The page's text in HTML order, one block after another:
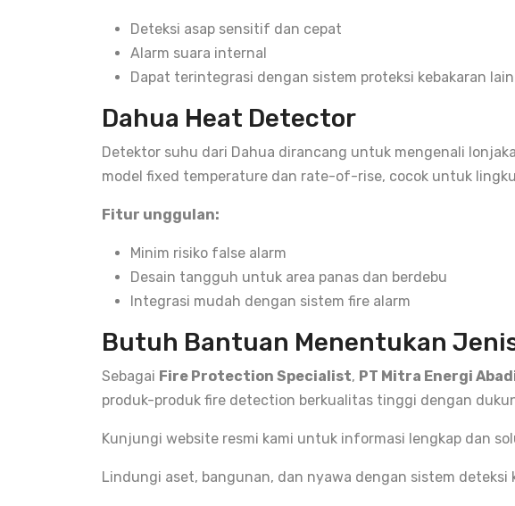
Deteksi asap sensitif dan cepat
Alarm suara internal
Dapat terintegrasi dengan sistem proteksi kebakaran
Dahua Heat Detector
Detektor suhu dari Dahua dirancang untuk mengenali
model fixed temperature dan rate-of-rise, cocok untuk
Fitur unggulan:
Minim risiko false alarm
Desain tangguh untuk area panas dan berdebu
Integrasi mudah dengan sistem fire alarm
Butuh Bantuan Menentukan
Sebagai Fire Protection Specialist, PT Mitra Energi
produk-produk fire detection berkualitas tinggi dengan
Kunjungi website resmi kami untuk informasi lengkap dan
Lindungi aset, bangunan, dan nyawa dengan sistem